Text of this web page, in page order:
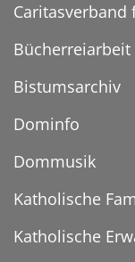
Caritasverband
Bücherreiarbeit
Bistumsarchiv
Dominfo
Dommusik
Katholische
Katholische